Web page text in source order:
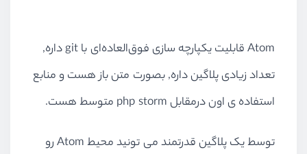
Atom قابلیت یکپارچه سازی فوق‌العاده‌ای با git داره,
تعداد زیادی پلاگین داره, بصورت متن باز هست و منابع
استفاده ی اون درمقابل php storm متوسط هست.
توسط یک پلاگین قدرتمند می تونید محیط Atom رو